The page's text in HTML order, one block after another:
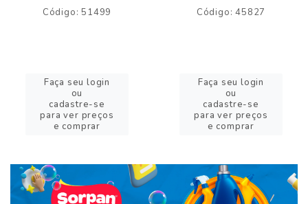
Código: 51499
Faça seu login
ou
cadastre-se
para ver preços
e comprar
Código: 45827
Faça seu login
ou
cadastre-se
para ver preços
e comprar